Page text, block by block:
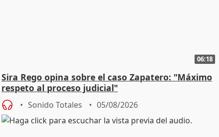
06:18
Sira Rego opina sobre el caso Zapatero: "Máximo
respeto al proceso judicial"
Sonido Totales 05/08/2026